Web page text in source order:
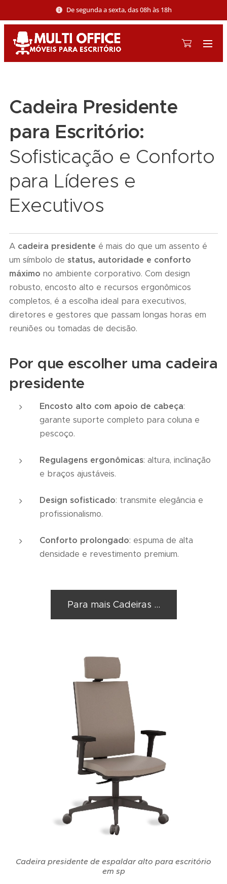
De segunda a sexta, das 08h às 18h
Cadeira Presidente
para Escritório:
Sofisticação e Conforto
para Líderes e
Executivos
A cadeira presidente é mais do que um assento é
um símbolo de status, autoridade e conforto
máximo no ambiente corporativo. Com design
robusto, encosto alto e recursos ergonômicos
completos, é a escolha ideal para executivos,
diretores e gestores que passam longas horas em
reuniões ou tomadas de decisão.
Por que escolher uma cadeira
presidente
Encosto alto com apoio de cabeça:
garante suporte completo para coluna e
pescoço.
Regulagens ergonômicas: altura, inclinação
e braços ajustáveis.
Design sofisticado: transmite elegância e
profissionalismo.
Conforto prolongado: espuma de alta
densidade e revestimento premium.
Para mais Cadeiras ...
Cadeira presidente de espaldar alto para escritório
em sp